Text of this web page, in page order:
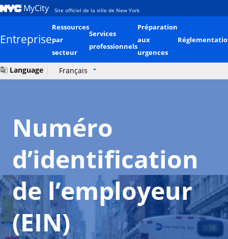
MyCity Site officiel de la ville de New York
Entreprise
Ressources
par
secteur
Services
professionnels
Préparation
aux
urgences
Language Français
Numéro
d’identification
de l’employeur
(EIN)